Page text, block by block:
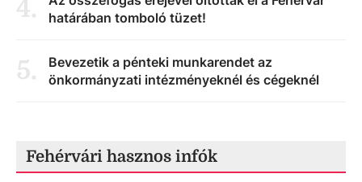
4.
határában tomboló tüzet!
5.
Bevezetik a pénteki munkarendet az
önkormányzati intézményeknél és cégeknél
Fehérvári hasznos infók